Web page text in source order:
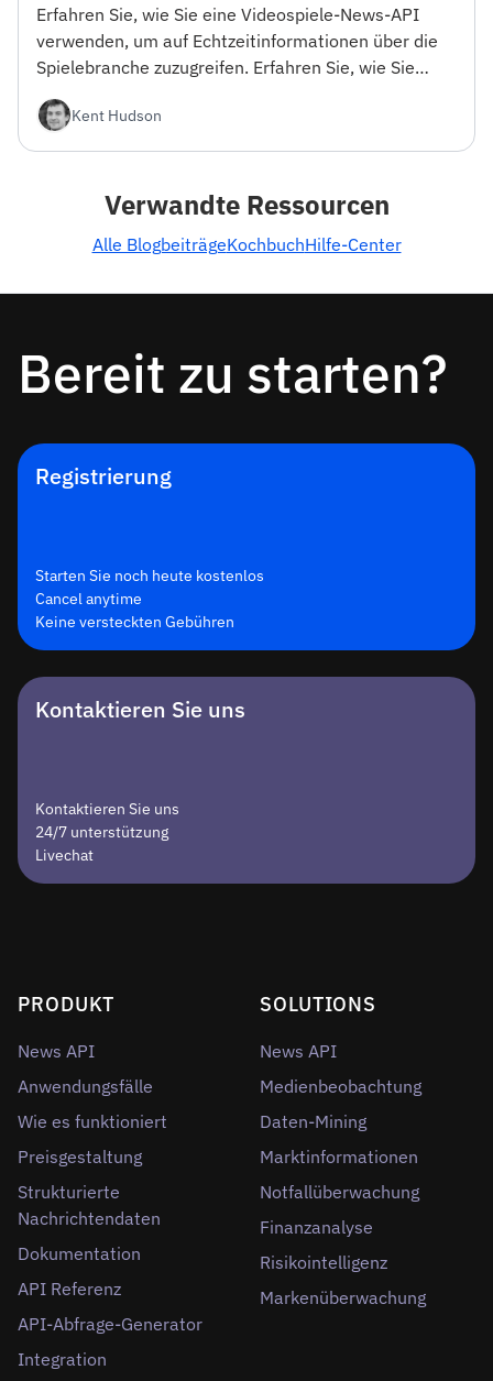
Erfahren Sie, wie Sie eine Videospiele-News-API
verwenden, um auf Echtzeitinformationen über die
Spielebranche zuzugreifen. Erfahren Sie, wie Sie
können.Kent Hudson
Verwandte Ressourcen
Alle BlogbeiträgeKochbuchHilfe-Center
Bereit zu starten?
Registrierung
Starten Sie noch heute kostenlos
Cancel anytime
Keine versteckten Gebühren
Kontaktieren Sie uns
Kontaktieren Sie uns
24/7 unterstützung
Livechat
PRODUKT
News API
Anwendungsfälle
Wie es funktioniert
Preisgestaltung
Strukturierte
Nachrichtendaten
Dokumentation
API Referenz
API-Abfrage-Generator
Integration
SOLUTIONS
News API
Medienbeobachtung
Daten-Mining
Marktinformationen
Notfallüberwachung
Finanzanalyse
Risikointelligenz
Markenüberwachung